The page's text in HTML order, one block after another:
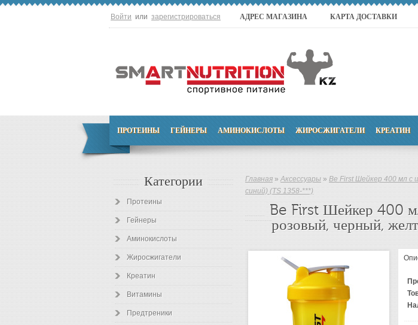
Войти или зарегистрироваться АДРЕС МАГАЗИНА КАРТА ДОСТАВКИ
ПРОТЕИНЫ ГЕЙНЕРЫ АМИНОКИСЛОТЫ ЖИРОСЖИГАТЕЛИ КРЕАТИН
Категории
Протеины
Гейнеры
Аминокислоты
Жиросжигатели
Креатин
Витамины
Предтреники
Главная » Аксессуары » Be First Шейкер 400 мл с
синий) (TS 1358-***)
Be First Шейкер 400
розовый, черный,